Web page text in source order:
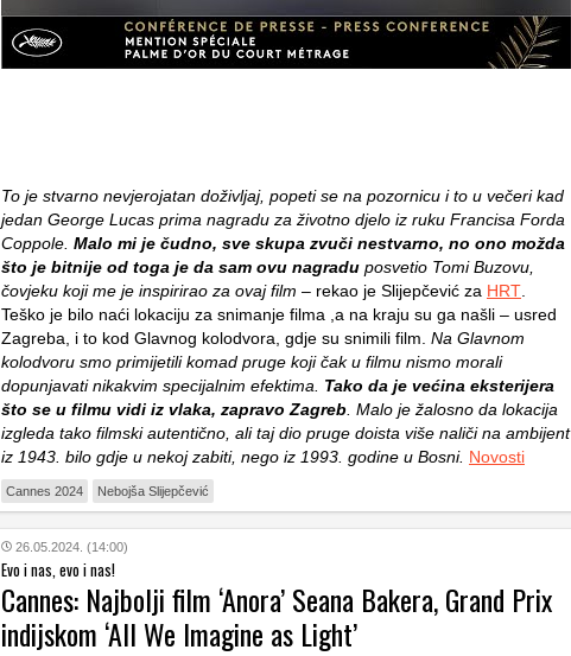
To je stvarno nevjerojatan doživljaj, popeti se na pozornicu i to u večeri kad
jedan George Lucas prima nagradu za životno djelo iz ruku Francisa Forda
Coppole. Malo mi je čudno, sve skupa zvuči nestvarno, no ono možda
što je bitnije od toga je da sam ovu nagradu posvetio Tomi Buzovu,
čovjeku koji me je inspirirao za ovaj film – rekao je Slijepčević za HRT
Teško je bilo naći lokaciju za snimanje filma ,a na kraju su ga našli – usred
Zagreba, i to kod Glavnog kolodvora, gdje su snimili film. Na Glavnom
kolodvoru smo primijetili komad pruge koji čak u filmu nismo morali
dopunjavati nikakvim specijalnim efektima. Tako da je većina eksterijera
što se u filmu vidi iz vlaka, zapravo Zagreb . Malo je žalosno da lokacija
izgleda tako filmski autentično, ali taj dio pruge doista više naliči na ambijent
iz 1943. bilo gdje u nekoj zabiti, nego iz 1993. godine u Bosni. Novosti
Cannes 2024 Nebojša Slijepčević
26.05.2024. (14:00)
Evo i nas, evo i nas!
Cannes: Najbolji film ‘Anora’ Seana Bakera, Grand Prix
indijskom ‘All We Imagine as Light’